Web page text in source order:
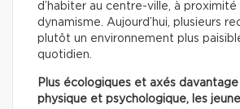
d’habiter au centre-ville, à proximité
dynamisme. Aujourd’hui, plusieurs
plutôt un environnement plus
quotidien.
Plus écologiques et axés
physique et psychologique, les